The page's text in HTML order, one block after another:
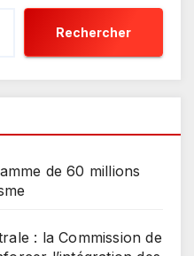
Rechercher
de 60 millions
: la Commission de